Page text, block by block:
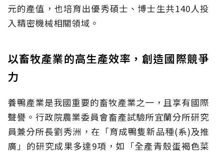
元的產值，也培育出優秀碩士、博士生共140人投
入精密機械相關領域。
以畜牧產業的高生產效率，創造國際競爭
力
養鴨產業是我國重要的畜牧產業之一，且享有國際
聲譽。行政院農業委員會畜產試驗所宜蘭分所研究
員兼分所長劉秀洲，在「育成鴨隻新品種(系)及推
廣」的研究成果多達9項，如「全產青殼蛋褐色菜